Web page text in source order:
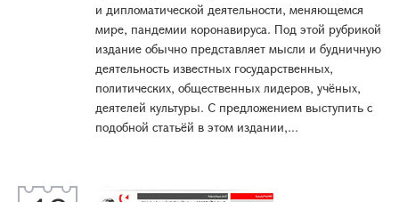
и дипломатической деятельности, меняющемся
мире, пандемии коронавируса. Под этой рубрикой
издание обычно представляет мысли и будничную
деятельность известных государственных,
политических, общественных лидеров, учёных,
деятелей культуры. С предложением выступить с
подобной статьёй в этом издании,...